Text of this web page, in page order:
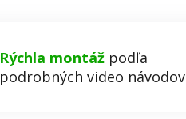
Rýchla montáž podľa
podrobných video návodov